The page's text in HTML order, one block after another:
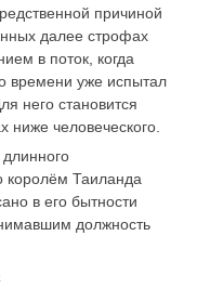
причиной
далее строфах
в поток, когда
времени уже испытал
него становится
человеческого.
королём Таиланда
в его бытности
должность